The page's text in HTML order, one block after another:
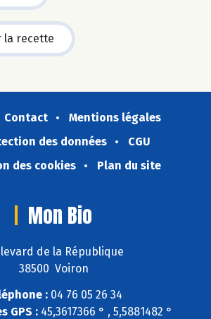
la recette
Contact
Mentions légales
des données
CGU
des cookies
Plan du site
Mon Bio
de la République
38500 Voiron
:04 76 05 26 34
GPS :45,3617366 ° , 5,5881482 °